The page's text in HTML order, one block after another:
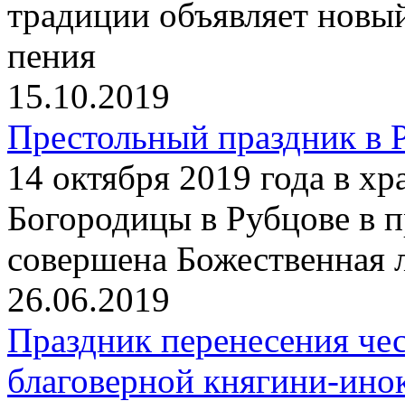
традиции объявляет
пения
15.10.2019
Престольный праздник в
14 октября 2019 года в
Богородицы в Рубцове в
совершена Божественная
26.06.2019
Праздник перенесения
благоверной княгини-